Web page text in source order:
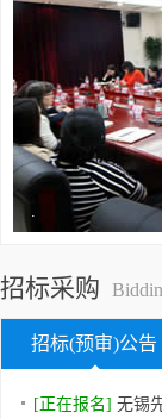
.
招标采购
招标(预审)公告
[正在报名] 无锡